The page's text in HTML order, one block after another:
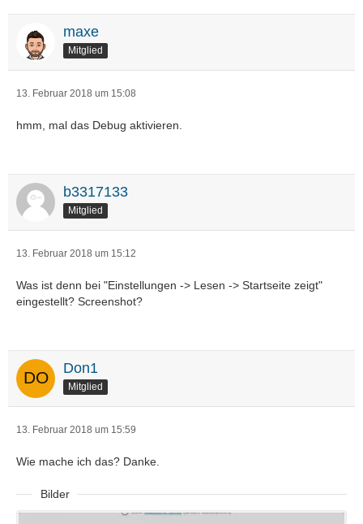
maxe
Mitglied
13. Februar 2018 um 15:08
hmm, mal das Debug aktivieren.
b3317133
Mitglied
13. Februar 2018 um 15:12
Was ist denn bei "Einstellungen -> Lesen -> Startseite zeigt"
eingestellt? Screenshot?
Don1
Mitglied
13. Februar 2018 um 15:59
Wie mache ich das? Danke.
Bilder